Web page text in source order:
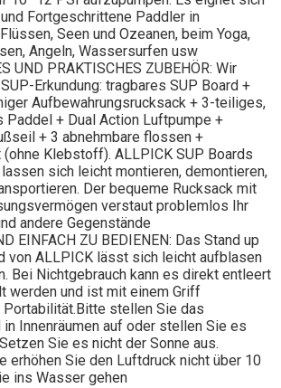
Fortgeschrittene Paddler in
Seen und Ozeanen, beim Yoga,
Angeln, Wassersurfen usw
UND PRAKTISCHES ZUBEHÖR: Wir
Erkundung: tragbares SUP Board +
Aufbewahrungsrucksack + 3-teiliges,
Paddel + Dual Action Luftpumpe +
+ 3 abnehmbare flossen +
(ohne Klebstoff). ALLPICK SUP Boards
sich leicht montieren, demontieren,
Der bequeme Rucksack mit
verstaut problemlos Ihr
andere Gegenstände
EINFACH ZU BEDIENEN: Das Stand up
von ALLPICK lässt sich leicht aufblasen
Bei Nichtgebrauch kann es direkt entleert
werden und ist mit einem Griff
stellen Sie das
in Innenräumen auf oder stellen Sie es
Sie es nicht der Sonne aus.
erhöhen Sie den Luftdruck nicht über 10
ins Wasser gehen